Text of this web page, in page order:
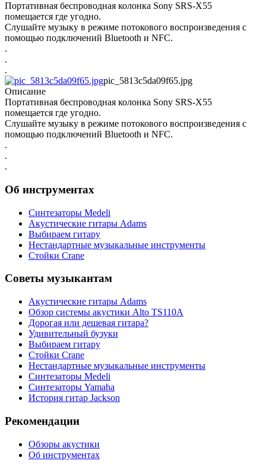
Портативная беспроводная колонка Sony SRS-X55
помещается где угодно.
Слушайте музыку в режиме потокового воспроизведения с
помощью подключений Bluetooth и NFC.
.
.
.
pic_5813c5da09f65.jpg
Описание
Портативная беспроводная колонка Sony SRS-X55
помещается где угодно.
Слушайте музыку в режиме потокового воспроизведения с
помощью подключений Bluetooth и NFC.
.
.
.
Об инструментах
Синтезаторы Мedeli
Акустические гитары Adams
Выбираем гитару
Нестандартные музыкальные инструменты
Стойки Crane
Советы музыкантам
Акустические гитары Adams
Обзор системы акустики Alto TS110A
Дорогая или дешевая гитара?
Удивительный бузуки
Выбираем гитару
Стойки Crane
Нестандартные музыкальные инструменты
Синтезаторы Мedeli
Синтезаторы Yamaha
История гитар Jackson
Рекомендации
Обзоры акустики
Об инструментах